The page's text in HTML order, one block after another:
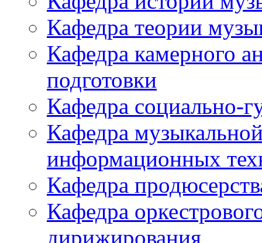
Кафедра теории
Кафедра камерного
подготовки
Кафедра социально-
Кафедра
информационных
Кафедра
Кафедра
дирижирования